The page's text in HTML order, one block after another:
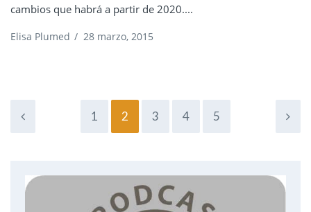
cambios que habrá a partir de 2020....
Elisa Plumed / 28 marzo, 2015
1 2 3 4 5